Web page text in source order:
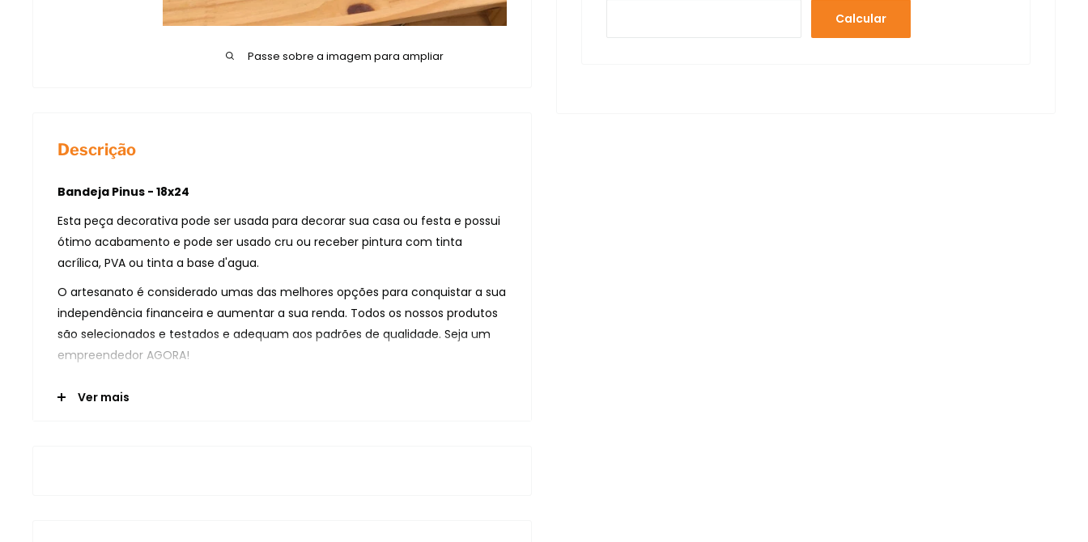
Passe sobre a imagem para ampliar
Calcular
Descrição
Bandeja Pinus - 18x24
Esta peça decorativa pode ser usada para decorar sua casa ou festa e possui
ótimo acabamento e pode ser usado cru ou receber pintura com tinta
acrílica, PVA ou tinta a base d'agua.
O artesanato é considerado umas das melhores opções para conquistar a sua
independência financeira e aumentar a sua renda. Todos os nossos produtos
são selecionados e testados e adequam aos padrões de qualidade. Seja um
empreendedor AGORA!
Ver mais